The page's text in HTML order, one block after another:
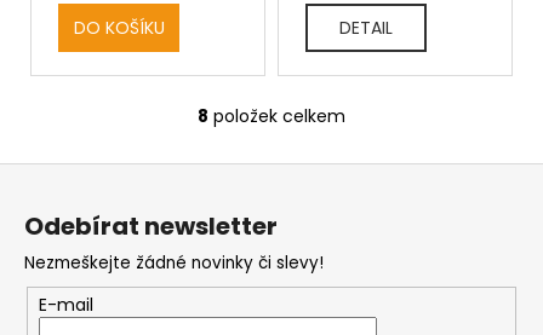
DO KOŠÍKU DETAIL
O
l
d
a
c
í
p
8 položek celkem
Odebírat newsletter
Nezmeškejte žádné novinky či slevy!
E-mail